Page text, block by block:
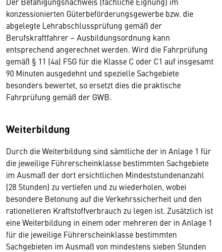
konzessionierten Güterbeförderungsgewerbe bzw. die
abgelegte Lehrabschlussprüfung gemäß der
Berufskraftfahrer – Ausbildungsordnung kann
entsprechend angerechnet werden. Wird die Fahrprüfung
gemäß § 11 (4a) FSG für die Klasse C oder C1 auf insgesamt
90 Minuten ausgedehnt und spezielle Sachgebiete
besonders bewertet, so ersetzt dies die praktische
Fahrprüfung gemäß der GWB.
Weiterbildung
Durch die Weiterbildung sind sämtliche der in Anlage 1 für
die jeweilige Führerscheinklasse bestimmten Sachgebiete
im Ausmaß der dort ersichtlichen Mindeststundenanzahl
(28 Stunden) zu vertiefen und zu wiederholen, wobei
besondere Betonung auf die Verkehrssicherheit und den
rationelleren Kraftstoffverbrauch zu legen ist. Zusätzlich ist
eine Weiterbildung in einem oder mehreren der in Anlage 1
für die jeweilige Führerscheinklasse bestimmten
Sachgebieten im Ausmaß von mindestens sieben Stunden